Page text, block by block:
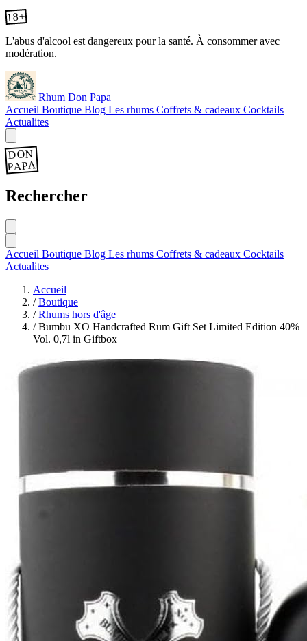
18+
L'abus d'alcool est dangereux pour la santé. À consommer avec
modération.
Rhum Don Papa
Accueil Boutique Blog Les rhums Coffrets & cadeaux Cocktails
Actualites
DON
PAPA
Rechercher
Accueil Boutique Blog Les rhums Coffrets & cadeaux Cocktails
Actualites
Accueil
/ Boutique
/ Rhums hors d'âge
/ Bumbu XO Handcrafted Rum Gift Set Limited Edition 40%
Vol. 0,7l in Giftbox